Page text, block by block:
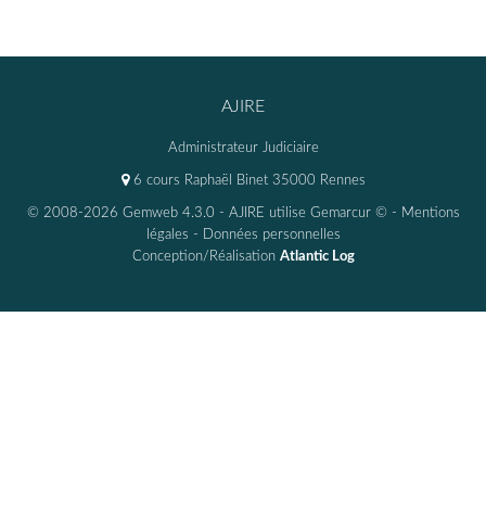
AJIRE
Administrateur Judiciaire
6 cours Raphaël Binet 35000 Rennes
© 2008-2026 Gemweb 4.3.0 - AJIRE utilise Gemarcur © - Mentions
légales - Données personnelles
Conception/Réalisation Atlantic Log